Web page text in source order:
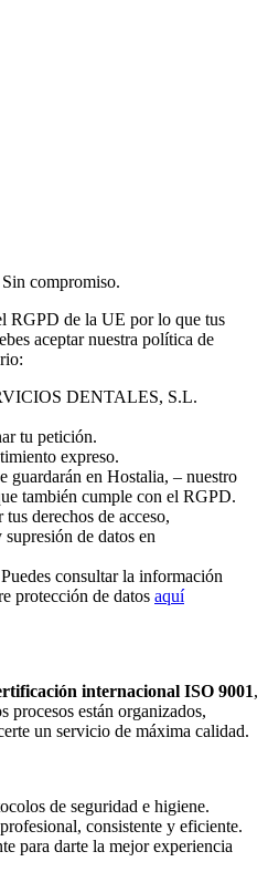
compromiso.
RGPD de la UE por lo que tus
aceptar nuestra política de
DENTALES, S.L.
tu petición.
expreso.
guardarán en Hostalia, – nuestro
también cumple con el RGPD.
tus derechos de acceso,
de datos en
Puedes consultar la información
protección de datos aquí
internacional ISO 9001,
procesos están organizados,
un servicio de máxima calidad.
de seguridad e higiene.
consistente y eficiente.
para darte la mejor experiencia